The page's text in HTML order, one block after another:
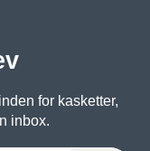
for kasketter,
inbox.